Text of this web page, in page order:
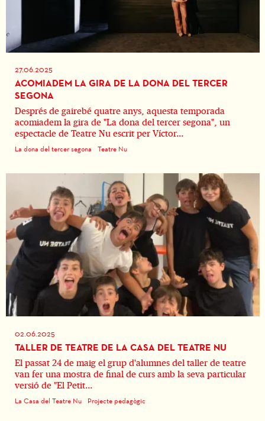
27.06.2025
ACOMIADEM LA GIRA DE LA DONA DEL TERCER
SEGONA
Després de gairebé quatre anys, aquesta temporada
acomiadem la gira de "La dona del tercer segona", un
espectacle de Teatre Nu escrit per Víctor...
La dona del tercer segona Teatre Nu
02.06.2025
TALLER DE TEATRE DE LA CASA DEL TEATRE NU
El passat 24 de maig el grup d'alumnes del taller de teatre
van fer una mostra de final de curs amb la seva particular
versió de "El Petit...
La Casa del Teatre Nu Projecte pedagògic